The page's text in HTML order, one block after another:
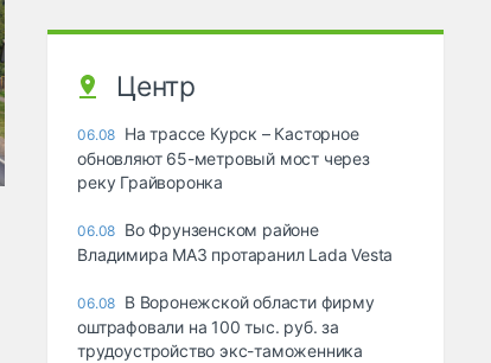
Центр
06.08 На трассе Курск – Касторное
обновляют 65-метровый мост через
реку Грайворонка
06.08 Во Фрунзенском районе
Владимира МАЗ протаранил Lada Vesta
06.08 В Воронежской области фирму
оштрафовали на 100 тыс. руб. за
трудоустройство экс-таможенника